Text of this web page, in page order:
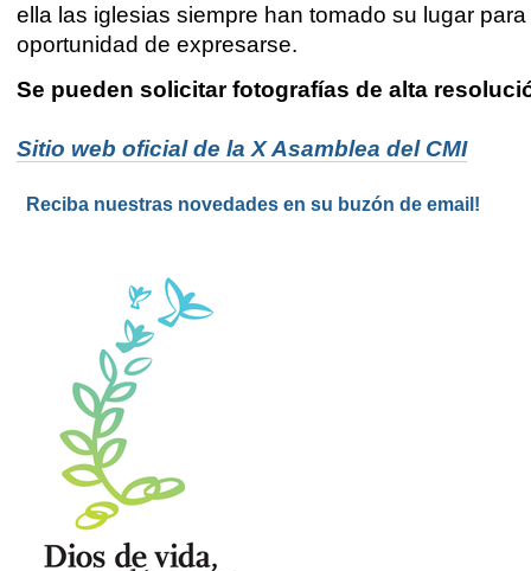
ella las iglesias siempre han tomado su lugar
oportunidad de expresarse.
Se pueden solicitar fotografías de alta
Sitio web oficial de la X Asamblea del CMI
Reciba nuestras novedades en su buzón de email!